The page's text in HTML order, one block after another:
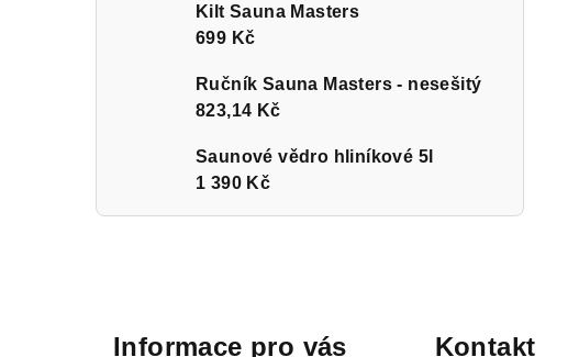
Kilt Sauna Masters
699 Kč
Ručník Sauna Masters - nesešitý
823,14 Kč
Saunové vědro hliníkové 5l
1 390 Kč
Informace pro vás Kontakt